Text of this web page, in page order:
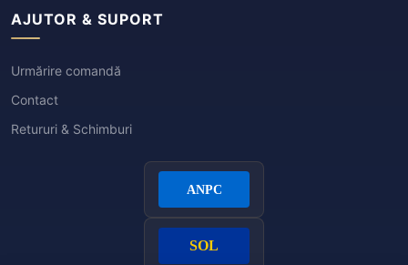
AJUTOR & SUPORT
Urmărire comandă
Contact
Retururi & Schimburi